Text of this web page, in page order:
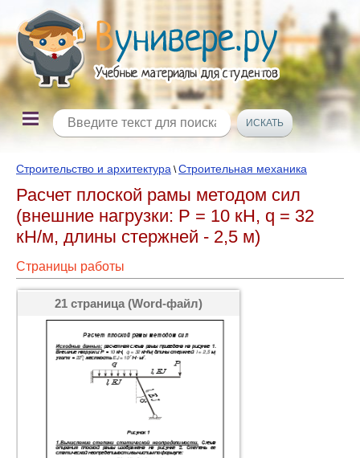
Строительство и архитектура \Строительная механика
Расчет плоской рамы методом сил
(внешние нагрузки: Р = 10 кН, q = 32
кН/м, длины стержней - 2,5 м)
Страницы работы
21 страница (Word-файл)